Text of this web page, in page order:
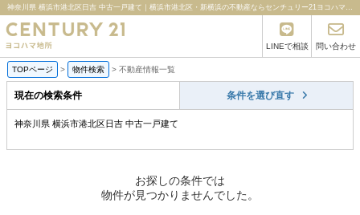
神奈川県 横浜市港北区日吉 中古一戸建て｜横浜市港北区・新横浜の不動産ならセンチュリー21ヨコハマ地所
LINEで相談 問い合わせ
TOPページ > 物件検索 > 不動産情報一覧
現在の検索条件 条件を選び直す
神奈川県 横浜市港北区日吉 中古一戸建て
お探しの条件では
物件が見つかりませんでした。